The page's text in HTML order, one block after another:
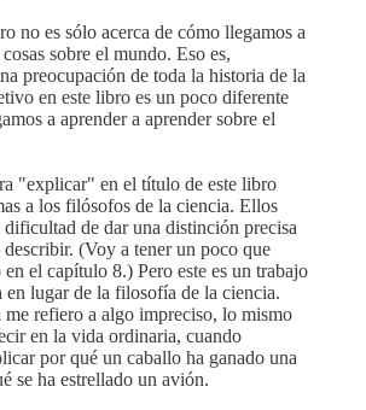
no es sólo acerca de cómo llegamos a
sobre el mundo. Eso es,
preocupación de toda la historia de la
en este libro es un poco diferente
a aprender a aprender sobre el
"explicar" en el título de este libro
a los filósofos de la ciencia. Ellos
dificultad de dar una distinción precisa
(Voy a tener un poco que
en el capítulo 8.) Pero este es un trabajo
en lugar de la filosofía de la ciencia.
refiero a algo impreciso, lo mismo
en la vida ordinaria, cuando
por qué un caballo ha ganado una
se ha estrellado un avión.